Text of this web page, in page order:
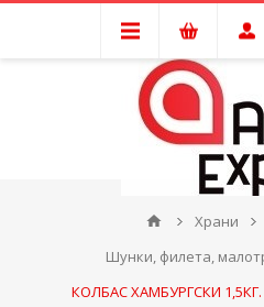
Храни
Шунки, филета,
КОЛБАС ХАМБУРГСКИ